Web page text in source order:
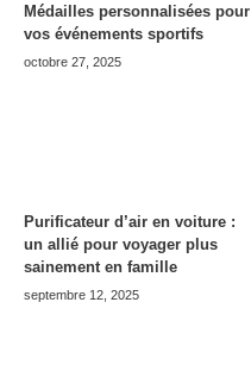
Médailles personnalisées pour
vos événements sportifs
octobre 27, 2025
Purificateur d’air en voiture :
un allié pour voyager plus
sainement en famille
septembre 12, 2025